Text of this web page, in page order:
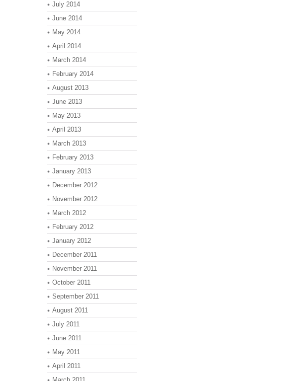
July 2014
June 2014
May 2014
April 2014
March 2014
February 2014
August 2013
June 2013
May 2013
April 2013
March 2013
February 2013
January 2013
December 2012
November 2012
March 2012
February 2012
January 2012
December 2011
November 2011
October 2011
September 2011
August 2011
July 2011
June 2011
May 2011
April 2011